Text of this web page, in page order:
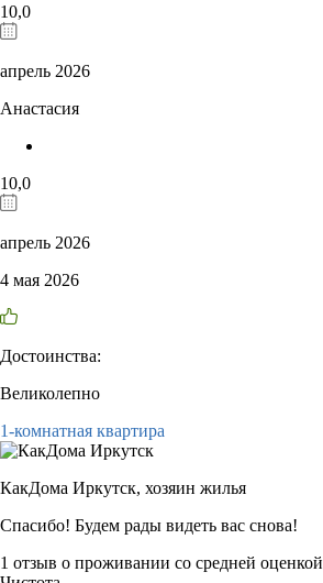
10,0
апрель 2026
Анастасия
10,0
апрель 2026
4 мая 2026
Достоинства:
Великолепно
1-комнатная квартира
КакДома Иркутск, хозяин жилья
Спасибо! Будем рады видеть вас снова!
1 отзыв о проживании со средней оценкой